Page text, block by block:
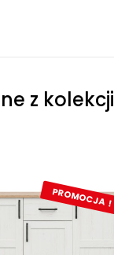
z kolekcji
PROMOCJA !